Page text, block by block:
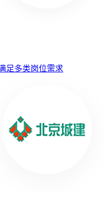
足多类岗位需求